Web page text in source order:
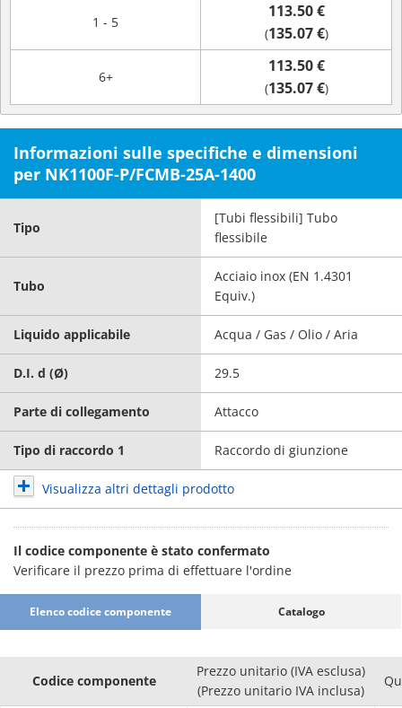
1 - 5
113.50 €
(135.07 €)
6+
113.50 €
(135.07 €)
Informazioni sulle specifiche e dimensioni
per NK1100F-P/FCMB-25A-1400
Tipo
[Tubi flessibili] Tubo
flessibile
Tubo
Acciaio inox (EN 1.4301
Equiv.)
Liquido applicabile Acqua / Gas / Olio / Aria
D.I. d (Ø) 29.5
Parte di collegamento Attacco
Tipo di raccordo 1 Raccordo di giunzione
Visualizza altri dettagli prodotto
Il codice componente è stato confermato
Verificare il prezzo prima di effettuare l'ordine
Elenco codice componente Catalogo
Codice componente
Prezzo unitario (IVA esclusa)
(Prezzo unitario IVA inclusa)